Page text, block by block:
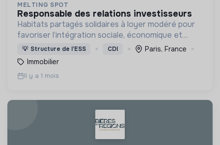
MELTING SPOT
responsable des relations investisseurs
Habitats partagés solidaires à loyer modéré pour
favoriser l’intégration sociale, économique et
républicaine de jeunes qui n’ont pas accès aux
logements de centre-ville.
💡 Structure de l’ESS CDI
Paris, France
Immobilier
Il y a 1 mois